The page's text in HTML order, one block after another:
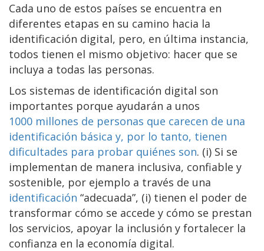
Cada uno de estos países se encuentra en
diferentes etapas en su camino hacia la
identificación digital, pero, en última instancia,
todos tienen el mismo objetivo: hacer que se
incluya a todas las personas.
Los sistemas de identificación digital son
importantes porque ayudarán a unos
1000 millones de personas que carecen de una
identificación básica y, por lo tanto, tienen
dificultades para probar quiénes son. (i) Si se
implementan de manera inclusiva, confiable y
sostenible, por ejemplo a través de una
identificación “adecuada”, (i) tienen el poder de
transformar cómo se accede y cómo se prestan
los servicios, apoyar la inclusión y fortalecer la
confianza en la economía digital.